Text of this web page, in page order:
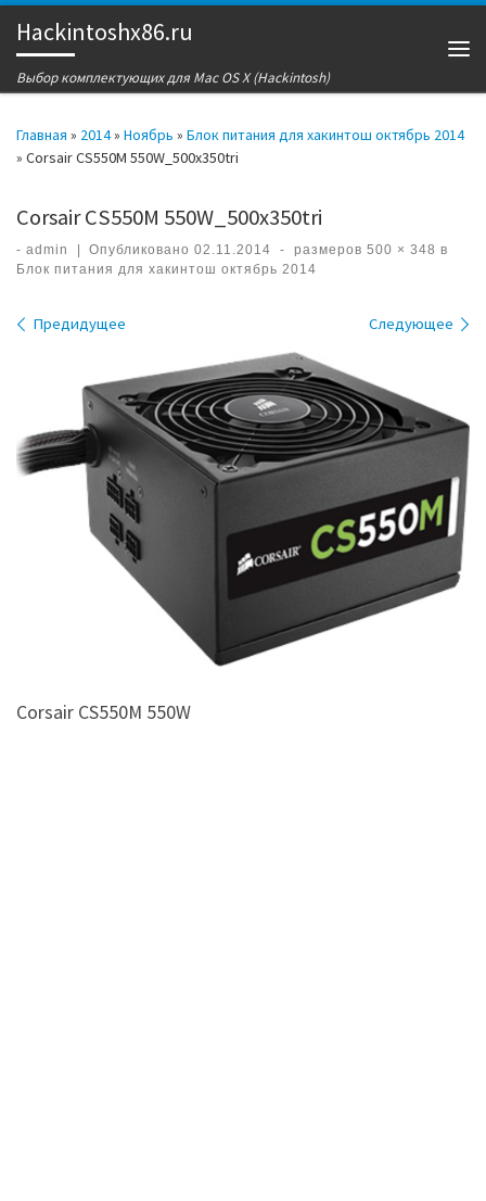
Перейти к содержимому
Hackintoshx86.ru
Выбор комплектующих для Mac OS X (Hackintosh)
Главная » 2014» Ноябрь » Блок питания для хакинтош октябрь 2014
» Corsair CS550M 550W_500x350tri
Corsair CS550M 550W_500x350tri
- admin Опубликовано02.11.2014 - размеров 500 × 348 в
Блок питания для хакинтош октябрь 2014
Навигация по изображениям
Предидущее Следующее
Corsair CS550M 550W